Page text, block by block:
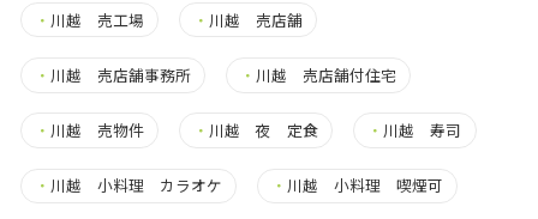
・ 川越 売工場 ・ 川越 売店舗
・ 川越 売店舗事務所 ・ 川越 売店舗付住宅
・ 川越 売物件 ・ 川越 夜 定食 ・ 川越 寿司
・ 川越 小料理 カラオケ ・ 川越 小料理 喫煙可